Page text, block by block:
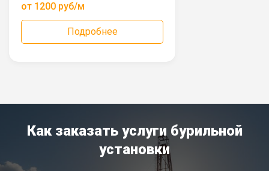
от 1200 руб/м
Подробнее
Как заказать услуги бурильной
установки